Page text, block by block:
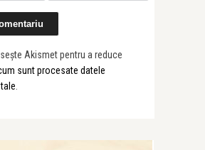
Akismet pentru a reduce
sunt procesate datele
.